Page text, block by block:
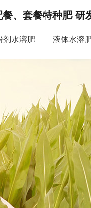
、套餐特种肥 研
剂水溶肥 液体水溶